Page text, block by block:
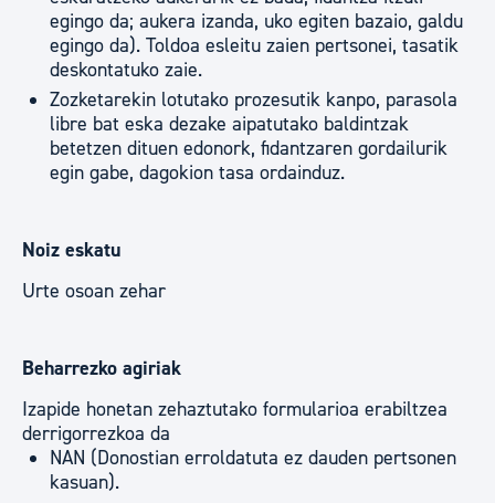
egingo da; aukera izanda, uko egiten bazaio, galdu
egingo da). Toldoa esleitu zaien pertsonei, tasatik
deskontatuko zaie.
Zozketarekin lotutako prozesutik kanpo, parasola
libre bat eska dezake aipatutako baldintzak
betetzen dituen edonork, fidantzaren gordailurik
egin gabe, dagokion tasa ordainduz.
Noiz eskatu
Urte osoan zehar
Beharrezko agiriak
Izapide honetan zehaztutako formularioa erabiltzea
derrigorrezkoa da
NAN (Donostian erroldatuta ez dauden pertsonen
kasuan).